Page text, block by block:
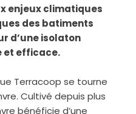
enjeux climatiques
des batiments
d’une isolaton
et efficace.
Terracoop se tourne
Cultivé depuis plus
bénéficie d’une